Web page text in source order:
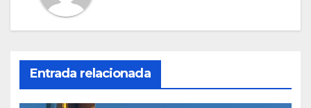
Entrada relacionada